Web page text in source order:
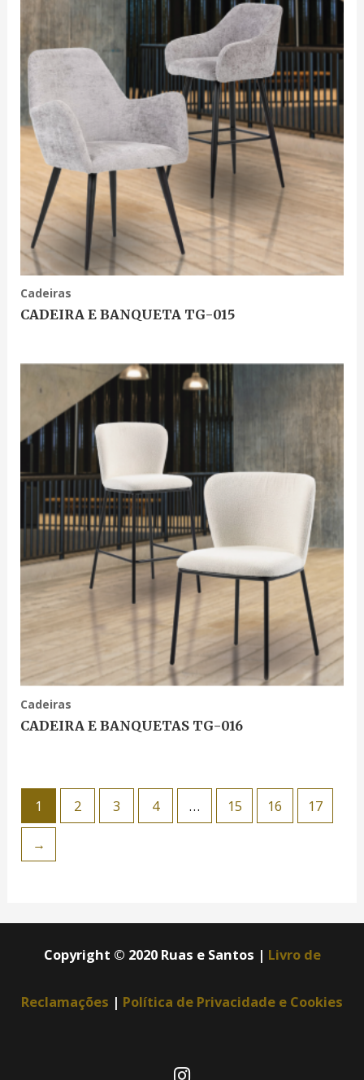
Cadeiras
CADEIRA E BANQUETA TG-015
Cadeiras
CADEIRA E BANQUETAS TG-016
1 2 3 4 … 15 16 17
→
Copyright © 2020 Ruas e Santos | Livro de
Reclamações | Política de Privacidade e Cookies